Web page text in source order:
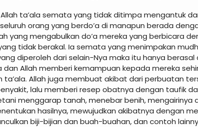
ta’ala semata yang tidak ditimpa mengantuk
orang yang berdo’a di manapun berada
yang mengabulkan do’a mereka yang berbicara
tidak berakal. Ia semata yang menimpakan
diperoleh dari selain-Nya maka itu hanya
Allah memberi kemampuan kepada mereka
ta’ala. Allah juga membuat akibat dari perbuatan
lalu memberi resep obatnya dengan taufik
menggarap tanah, menebar benih, mengairinya
hasilnya, mewujudkan akibatnya dengan
biji-bijian dan buah-buahan, dan contoh